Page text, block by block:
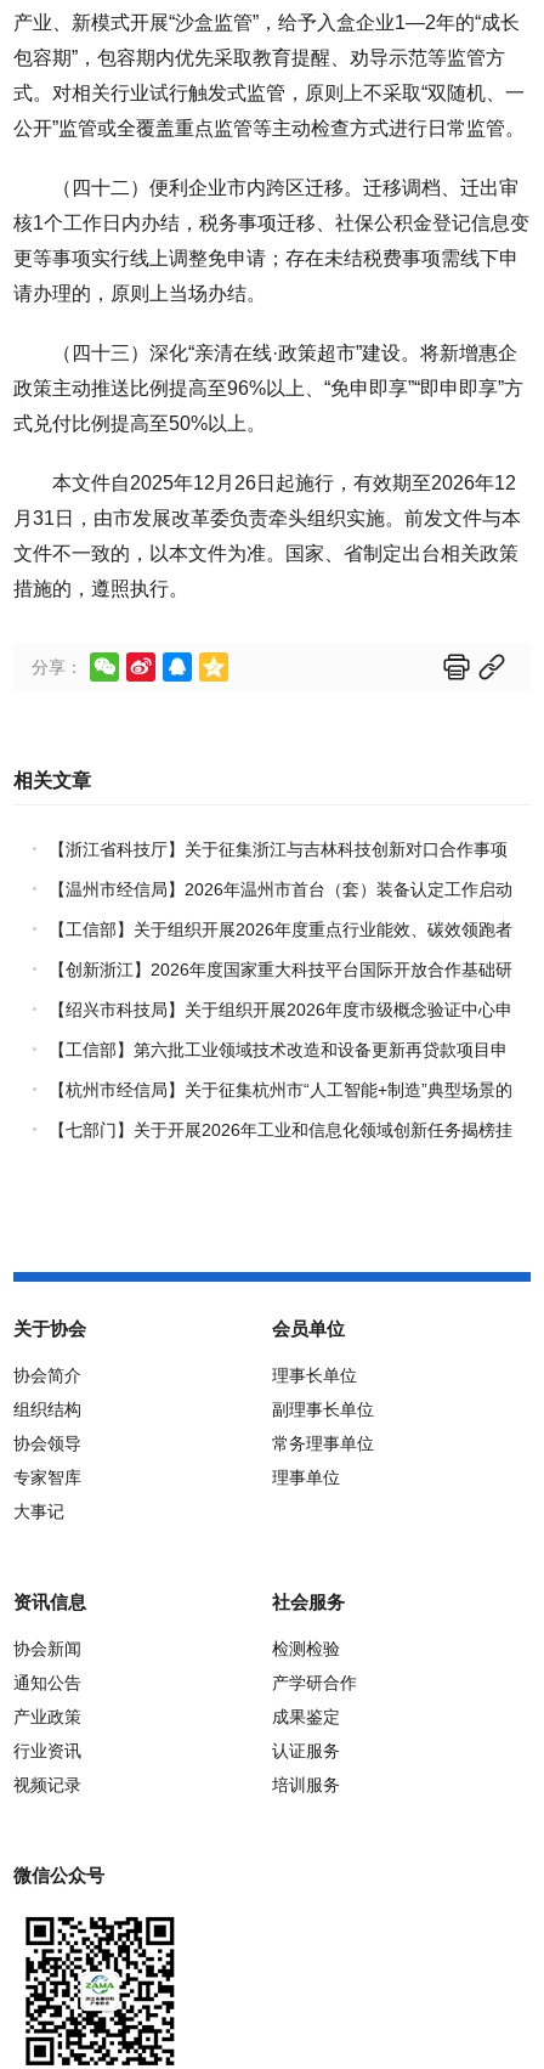
产业、新模式开展“沙盒监管”，给予入盒企业1—2年的“成长
包容期”，包容期内优先采取教育提醒、劝导示范等监管方
式。对相关行业试行触发式监管，原则上不采取“双随机、一
公开”监管或全覆盖重点监管等主动检查方式进行日常监管。
（四十二）便利企业市内跨区迁移。迁移调档、迁出审
核1个工作日内办结，税务事项迁移、社保公积金登记信息变
更等事项实行线上调整免申请；存在未结税费事项需线下申
请办理的，原则上当场办结。
（四十三）深化“亲清在线·政策超市”建设。将新增惠企
政策主动推送比例提高至96%以上、“免申即享”“即申即享”方
式兑付比例提高至50%以上。
本文件自2025年12月26日起施行，有效期至2026年12
月31日，由市发展改革委负责牵头组织实施。前发文件与本
文件不一致的，以本文件为准。国家、省制定出台相关政策
措施的，遵照执行。
分享：      
相关文章
【浙江省科技厅】关于征集浙江与吉林科技创新对口合作事项
的通知【温州市经信局】2026年温州市首台（套）装备认定工作启动
【工信部】关于组织开展2026年度重点行业能效、碳效领跑者
企业推荐工作的通知
【创新浙江】2026年度国家重大科技平台国际开放合作基础研
究专项（试点）项目指南
【绍兴市科技局】关于组织开展2026年度市级概念验证中心申
报工作的通知
【工信部】第六批工业领域技术改造和设备更新再贷款项目申
报工作启动
【杭州市经信局】关于征集杭州市“人工智能+制造”典型场景的
通知【七部门】关于开展2026年工业和信息化领域创新任务揭榜挂
关于协会
协会简介
组织结构
协会领导
专家智库
大事记
会员单位
理事长单位
副理事长单位
常务理事单位
理事单位
资讯信息
协会新闻
通知公告
产业政策
行业资讯
视频记录
社会服务
检测检验
产学研合作
成果鉴定
认证服务
培训服务
微信公众号